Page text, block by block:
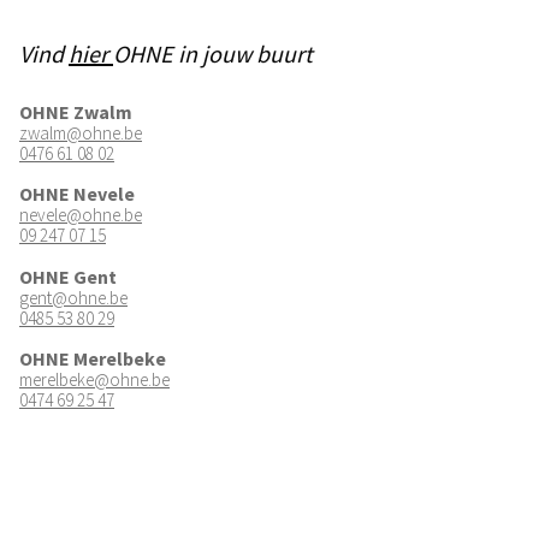
VindhierOHNE in jouw buurt
OHNE Zwalm
zwalm@ohne.be
0476 61 08 02
OHNE Nevele
nevele@ohne.be
09 247 07 15
OHNE Gent
gent@ohne.be
0485 53 80 29
OHNE Merelbeke
merelbeke@ohne.be
0474 69 25 47